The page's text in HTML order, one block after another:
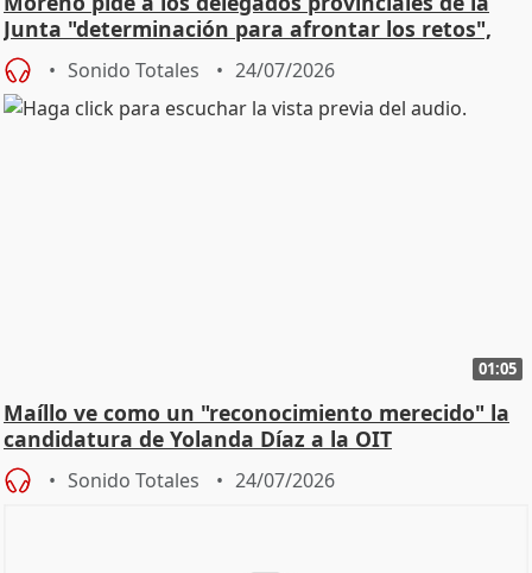
Junta "determinación para afrontar los retos",
diálog
Sonido Totales 24/07/2026
01:05
Maíllo ve como un "reconocimiento merecido" la
candidatura de Yolanda Díaz a la OIT
Sonido Totales 24/07/2026